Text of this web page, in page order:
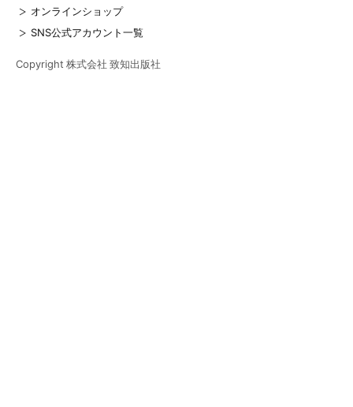
オンラインショップ
SNS公式アカウント一覧
Copyright 株式会社 致知出版社